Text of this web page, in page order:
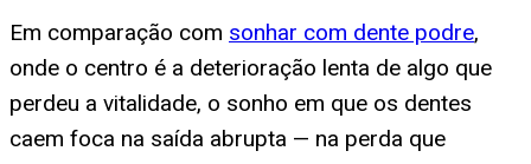
Em comparação com sonhar com dente podre,
onde o centro é a deterioração lenta de algo que
perdeu a vitalidade, o sonho em que os dentes
caem foca na saída abrupta — na perda que